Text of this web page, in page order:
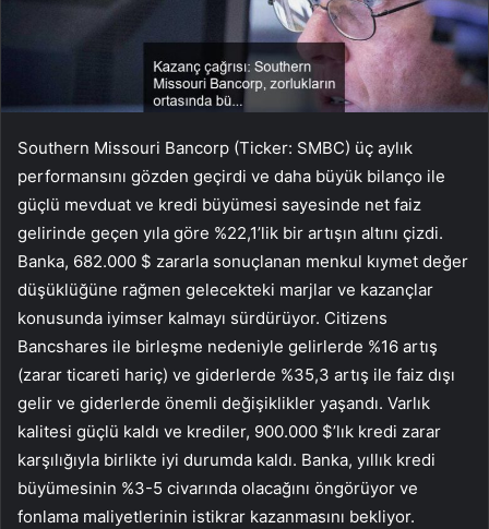
Southern Missouri Bancorp (Ticker: SMBC) üç aylık
performansını gözden geçirdi ve daha büyük bilanço ile
güçlü mevduat ve kredi büyümesi sayesinde net faiz
gelirinde geçen yıla göre %22,1’lik bir artışın altını çizdi.
Banka, 682.000 $ zararla sonuçlanan menkul kıymet değer
düşüklüğüne rağmen gelecekteki marjlar ve kazançlar
konusunda iyimser kalmayı sürdürüyor. Citizens
Bancshares ile birleşme nedeniyle gelirlerde %16 artış
(zarar ticareti hariç) ve giderlerde %35,3 artış ile faiz dışı
gelir ve giderlerde önemli değişiklikler yaşandı. Varlık
kalitesi güçlü kaldı ve krediler, 900.000 $’lık kredi zarar
karşılığıyla birlikte iyi durumda kaldı. Banka, yıllık kredi
büyümesinin %3-5 civarında olacağını öngörüyor ve
fonlama maliyetlerinin istikrar kazanmasını bekliyor.